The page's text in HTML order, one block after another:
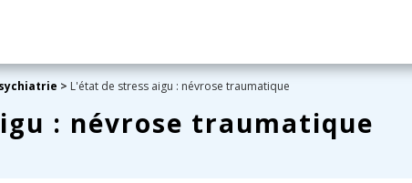
> L'état de stress aigu : névrose traumatique
: névrose traumatique